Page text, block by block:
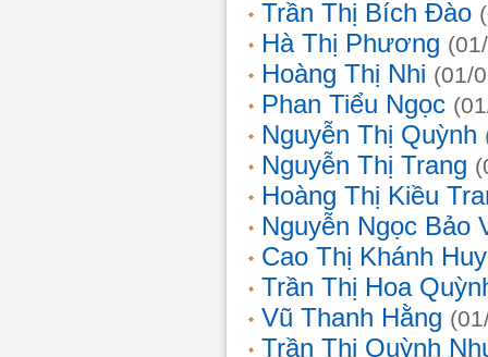
Trần Thị Bích Đào
Hà Thị Phương
Hoàng Thị Nhi (01/
Phan Tiểu Ngọc
Nguyễn Thị Quỳnh
Nguyễn Thị Trang
Hoàng Thị Kiều
Nguyễn Ngọc Bảo
Cao Thị Khánh
Trần Thị Hoa
Vũ Thanh Hằng
Trần Thị Quỳnh